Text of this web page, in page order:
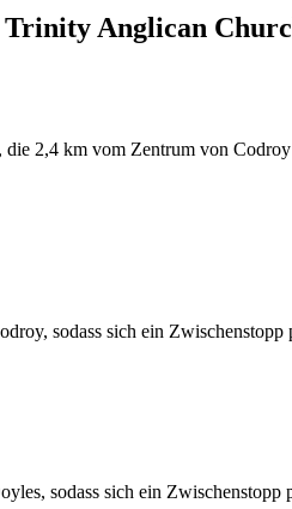
Trinity Anglican
2,4 km vom Zentrum von
sodass sich ein Zwischenstopp
sodass sich ein Zwischenstopp